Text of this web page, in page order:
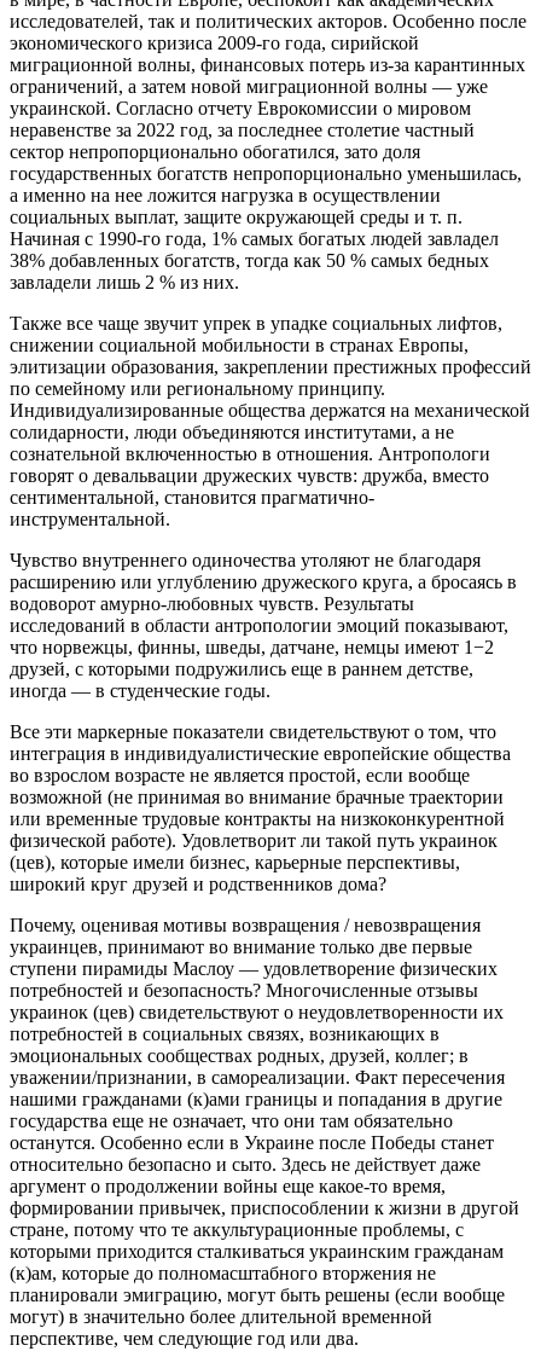
исследователей, так и политических акторов. Особенно после
экономического кризиса 2009-го года, сирийской
миграционной волны, финансовых потерь из-за карантинных
ограничений, а затем новой миграционной волны — уже
украинской. Согласно отчету Еврокомиссии о мировом
неравенстве за 2022 год, за последнее столетие частный
сектор непропорционально обогатился, зато доля
государственных богатств непропорционально уменьшилась,
а именно на нее ложится нагрузка в осуществлении
социальных выплат, защите окружающей среды и т. п.
Начиная с 1990-го года, 1% самых богатых людей завладел
38% добавленных богатств, тогда как 50 % самых бедных
завладели лишь 2 % из них.
Также все чаще звучит упрек в упадке социальных лифтов,
снижении социальной мобильности в странах Европы,
элитизации образования, закреплении престижных профессий
по семейному или региональному принципу.
Индивидуализированные общества держатся на механической
солидарности, люди объединяются институтами, а не
сознательной включенностью в отношения. Антропологи
говорят о девальвации дружеских чувств: дружба, вместо
сентиментальной, становится прагматично-
инструментальной.
Чувство внутреннего одиночества утоляют не благодаря
расширению или углублению дружеского круга, а бросаясь в
водоворот амурно-любовных чувств. Результаты
исследований в области антропологии эмоций показывают,
что норвежцы, финны, шведы, датчане, немцы имеют 1−2
друзей, с которыми подружились еще в раннем детстве,
иногда — в студенческие годы.
Все эти маркерные показатели свидетельствуют о том, что
интеграция в индивидуалистические европейские общества
во взрослом возрасте не является простой, если вообще
возможной (не принимая во внимание брачные траектории
или временные трудовые контракты на низкоконкурентной
физической работе). Удовлетворит ли такой путь украинок
(цев), которые имели бизнес, карьерные перспективы,
широкий круг друзей и родственников дома?
Почему, оценивая мотивы возвращения / невозвращения
украинцев, принимают во внимание только две первые
ступени пирамиды Маслоу — удовлетворение физических
потребностей и безопасность? Многочисленные отзывы
украинок (цев) свидетельствуют о неудовлетворенности их
потребностей в социальных связях, возникающих в
эмоциональных сообществах родных, друзей, коллег; в
уважении/признании, в самореализации. Факт пересечения
нашими гражданами (к)ами границы и попадания в другие
государства еще не означает, что они там обязательно
останутся. Особенно если в Украине после Победы станет
относительно безопасно и сыто. Здесь не действует даже
аргумент о продолжении войны еще какое-то время,
формировании привычек, приспособлении к жизни в другой
стране, потому что те аккультурационные проблемы, с
которыми приходится сталкиваться украинским гражданам
(к)ам, которые до полномасштабного вторжения не
планировали эмиграцию, могут быть решены (если вообще
могут) в значительно более длительной временной
перспективе, чем следующие год или два.